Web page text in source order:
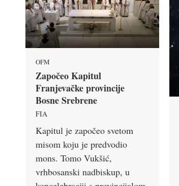
OFM
Započeo Kapitul
Franjevačke provincije
Bosne Srebrene
FIA
Kapitul je započeo svetom
misom koju je predvodio
mons. Tomo Vukšić,
vrhbosanski nadbiskup, u